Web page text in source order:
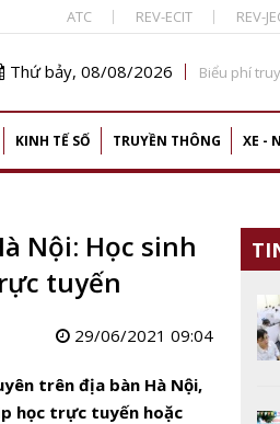
ATC REV-ECIT REV-
Thứ bảy, 08/08/2026 Biểu phí
KINH TẾ SỐ TRUYỀN THÔNG XE -
Nội: Học sinh
tuyến
29/06/2021 09:04
trên địa bàn Hà Nội,
học trực tuyến hoặc